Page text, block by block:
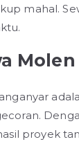
mahal.
proyek